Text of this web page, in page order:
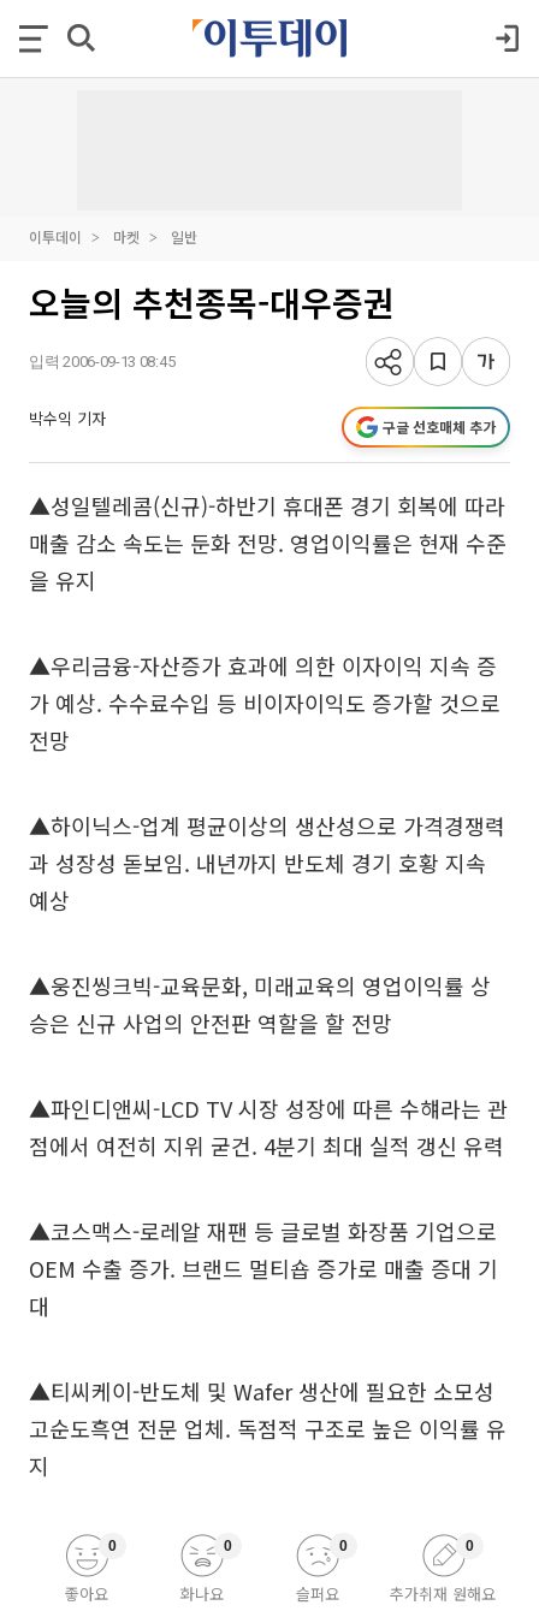
이투데이 마켓 일반
오늘의 추천종목-대우증권
입력 2006-09-13 08:45
박수익 기자 구글 선호매체 추가
▲성일텔레콤(신규)-하반기 휴대폰 경기 회복에 따라
매출 감소 속도는 둔화 전망. 영업이익률은 현재 수준
을 유지
▲우리금융-자산증가 효과에 의한 이자이익 지속 증
가 예상. 수수료수입 등 비이자이익도 증가할 것으로
전망
▲하이닉스-업계 평균이상의 생산성으로 가격경쟁력
과 성장성 돋보임. 내년까지 반도체 경기 호황 지속
예상
▲웅진씽크빅-교육문화, 미래교육의 영업이익률 상
승은 신규 사업의 안전판 역할을 할 전망
▲파인디앤씨-LCD TV 시장 성장에 따른 수햬라는 관
점에서 여전히 지위 굳건. 4분기 최대 실적 갱신 유력
▲코스맥스-로레알 재팬 등 글로벌 화장품 기업으로
OEM 수출 증가. 브랜드 멀티숍 증가로 매출 증대 기
대
▲티씨케이-반도체 및 Wafer 생산에 필요한 소모성
고순도흑연 전문 업체. 독점적 구조로 높은 이익률 유
지
좋아요
0
화나요
0
슬퍼요
0
추가취재 원해요
0